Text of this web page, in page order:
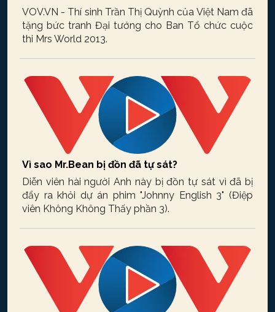
VOV.VN - Thí sinh Trần Thị Quỳnh của Việt Nam đã
tặng bức tranh Đại tướng cho Ban Tổ chức cuộc
thi Mrs World 2013.
Vì sao Mr.Bean bị đồn đã tự sát?
Diễn viên hài người Anh này bị đồn tự sát vì đã bị
đẩy ra khỏi dự án phim "Johnny English 3" (Điệp
viên Không Không Thấy phần 3).